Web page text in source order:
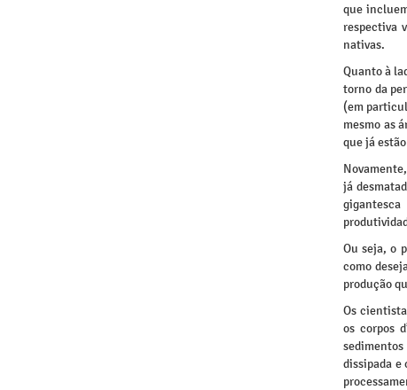
que
respectiva
nativas.
Quanto à
torno da
(em
mesmo as
que já
já
Ou seja, o
como
produção
Os
os corpos
dissipada e